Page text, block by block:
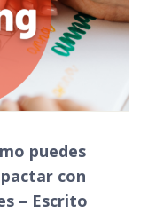
puedes
con
– Escrito